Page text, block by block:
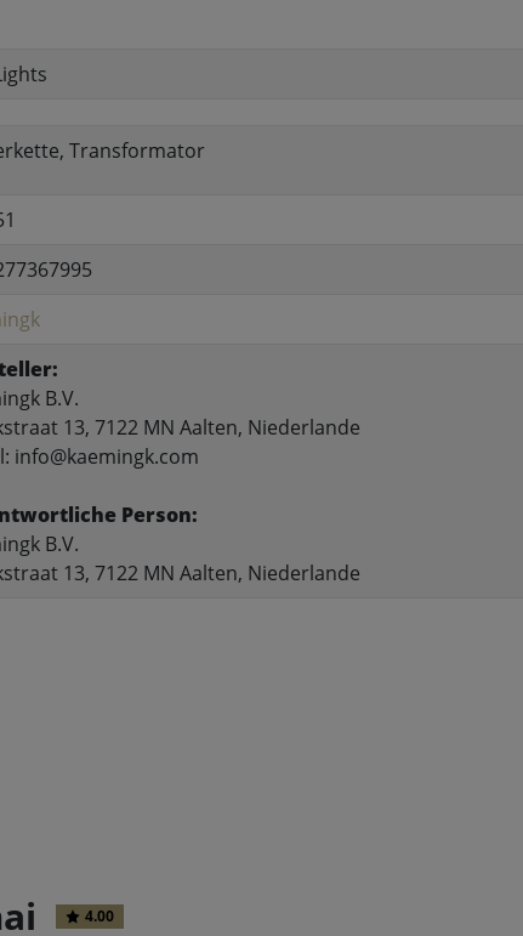
Transformator
B.V.
13, 7122 MN Aalten, Niederlande
info@kaemingk.com
Person:
B.V.
13, 7122 MN Aalten, Niederlande
4.00